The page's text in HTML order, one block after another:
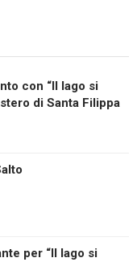
con “Il lago si
di Santa Filippa
per “Il lago si